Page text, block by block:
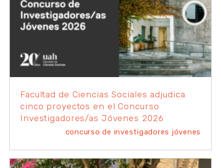
Facultad de Ciencias Sociales adjudica
cinco proyectos en el Concurso
Investigadores/as Jóvenes 2026
concurso de investigadores jóvenes